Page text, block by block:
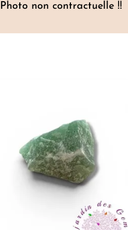
Photo non contractuelle !!